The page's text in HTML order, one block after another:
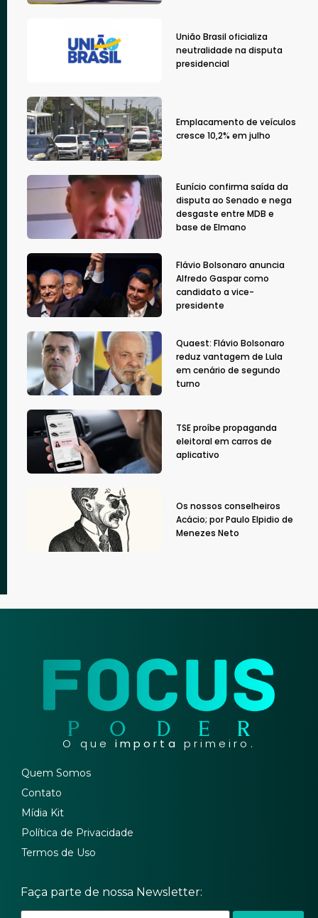
União Brasil oficializa
neutralidade na disputa
presidencial
Emplacamento de veículos
cresce 10,2% em julho
Eunício confirma saída da
disputa ao Senado e nega
desgaste entre MDB e
base de Elmano
Flávio Bolsonaro anuncia
Alfredo Gaspar como
candidato a vice-
presidente
Quaest: Flávio Bolsonaro
reduz vantagem de Lula
em cenário de segundo
turno
TSE proíbe propaganda
eleitoral em carros de
aplicativo
Os nossos conselheiros
Acácio; por Paulo Elpidio de
Menezes Neto
O que importa primeiro.
Quem Somos
Contato
Mídia Kit
Política de Privacidade
Termos de Uso
Faça parte de nossa Newsletter: